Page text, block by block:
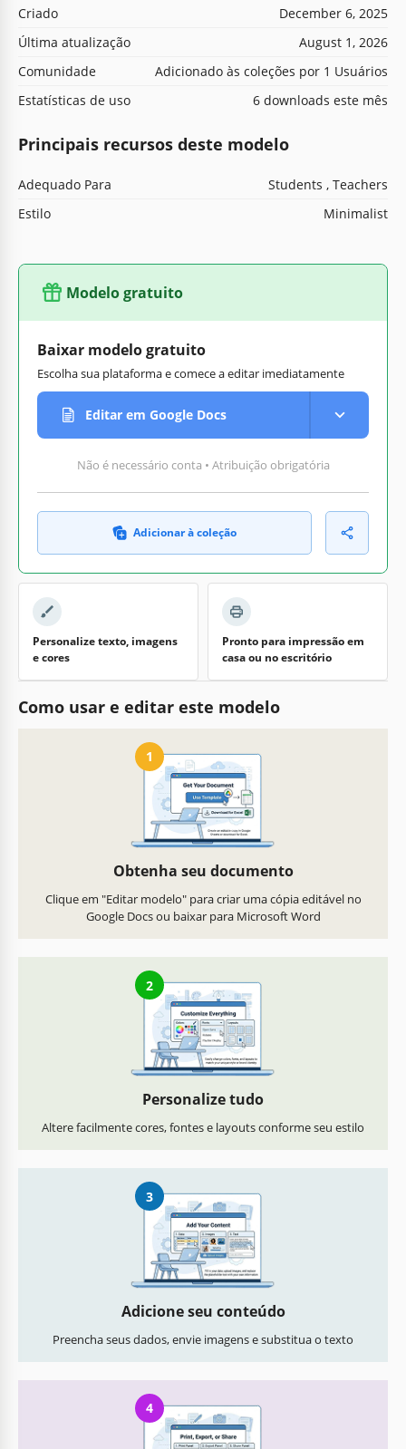
Criado
December 6, 2025
Última atualização
August 1, 2026
Comunidade
Adicionado às coleções por 1 Usuários
Estatísticas de uso
6 downloads este mês
Principais recursos deste modelo
Adequado Para
Students , Teachers
Estilo
Minimalist
Modelo gratuito
Baixar modelo gratuito
Escolha sua plataforma e comece a editar imediatamente
Editar em Google Docs
Não é necessário conta • Atribuição obrigatória
Adicionar à coleção
Personalize texto, imagens
e cores
Pronto para impressão em
casa ou no escritório
Como usar e editar este modelo
1
Obtenha seu documento
Clique em "Editar modelo" para criar uma cópia editável no
Google Docs ou baixar para Microsoft Word
2
Personalize tudo
Altere facilmente cores, fontes e layouts conforme seu estilo
3
Adicione seu conteúdo
Preencha seus dados, envie imagens e substitua o texto
4